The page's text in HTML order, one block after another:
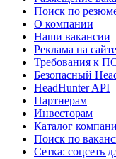
Поиск по
О компании
Наши вакансии
Реклама на сайте
Требования к
Безопасный
HeadHunter API
Партнерам
Инвесторам
Каталог
Поиск по
Сетка: соцсеть